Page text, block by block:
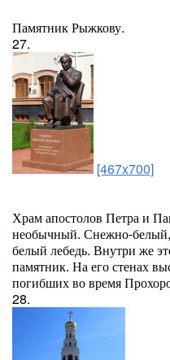
Памятник Рыжкову.
27.
[467x700]
Храм апостолов Петра и
необычный. Снежно-
белый лебедь. Внутри же
памятник. На его стенах
погибших во время
28.